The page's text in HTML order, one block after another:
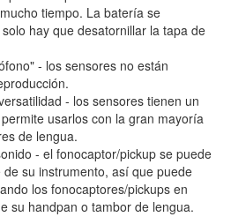
tiempo. La batería se
hay que desatornillar la tapa de
- los sensores no están
- los sensores tienen un
usarlos con la gran mayoría
de lengua.
- el fonocaptor/pickup se puede
su instrumento, así que puede
los fonocaptores/pickups en
su handpan o tambor de lengua.